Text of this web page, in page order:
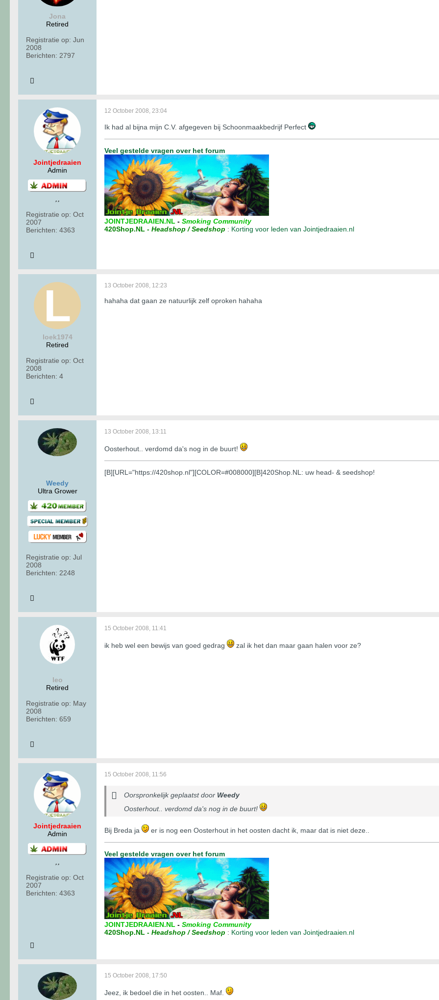
Jona
Retired
Registratie op: Jun
2008
Berichten: 2797
Jointjedraaien
Admin
Registratie op: Oct
2007
Berichten: 4363
12 October 2008, 23:04
Ik had al bijna mijn C.V. afgegeven bij Schoonmaakbedrijf Perfect
Veel gestelde vragen over het forum
JOINTJEDRAAIEN.NL - Smoking Community
420Shop.NL - Headshop / Seedshop : Korting voor leden van Jointjedraaien.nl
loek1974
Retired
Registratie op: Oct
2008
Berichten: 4
13 October 2008, 12:23
hahaha dat gaan ze natuurlijk zelf oproken hahaha
Weedy
Ultra Grower
Registratie op: Jul
2008
Berichten: 2248
13 October 2008, 13:11
Oosterhout.. verdomd da's nog in de buurt!
[B][URL="https://420shop.nl"][COLOR=#008000][B]420Shop.NL: uw head- & seedshop!
leo
Retired
Registratie op: May
2008
Berichten: 659
15 October 2008, 11:41
ik heb wel een bewijs van goed gedrag zal ik het dan maar gaan halen voor ze?
Jointjedraaien
Admin
Registratie op: Oct
2007
Berichten: 4363
15 October 2008, 11:56
Oorspronkelijk geplaatst door Weedy
Oosterhout.. verdomd da's nog in de buurt!
Bij Breda ja er is nog een Oosterhout in het oosten dacht ik, maar dat is niet deze..
Veel gestelde vragen over het forum
JOINTJEDRAAIEN.NL - Smoking Community
420Shop.NL - Headshop / Seedshop : Korting voor leden van Jointjedraaien.nl
15 October 2008, 17:50
Jeez, ik bedoel die in het oosten.. Maf.